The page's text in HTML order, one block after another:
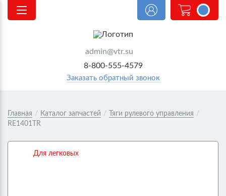
admin@vtr.su
8-800-555-4579
Заказать обратный звонок
<@
order.count
|| 0 @>
Главная / Каталог запчастей / Тяги рулевого управления /
RE1401TR
Для легковых